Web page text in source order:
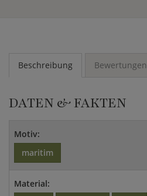
Beschreibung Bewertungen
DATEN & FAKTEN
Motiv:
maritim
Material: